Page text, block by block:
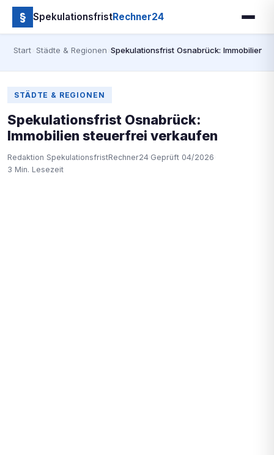
§ SpekulationsfristRechner24
Start Städte & Regionen ›Spekulationsfrist Osnabrück: Immobilien
STÄDTE & REGIONEN
Spekulationsfrist Osnabrück:
Immobilien steuerfrei verkaufen
Redaktion SpekulationsfristRechner24 Geprüft 04/2026
3 Min. Lesezeit